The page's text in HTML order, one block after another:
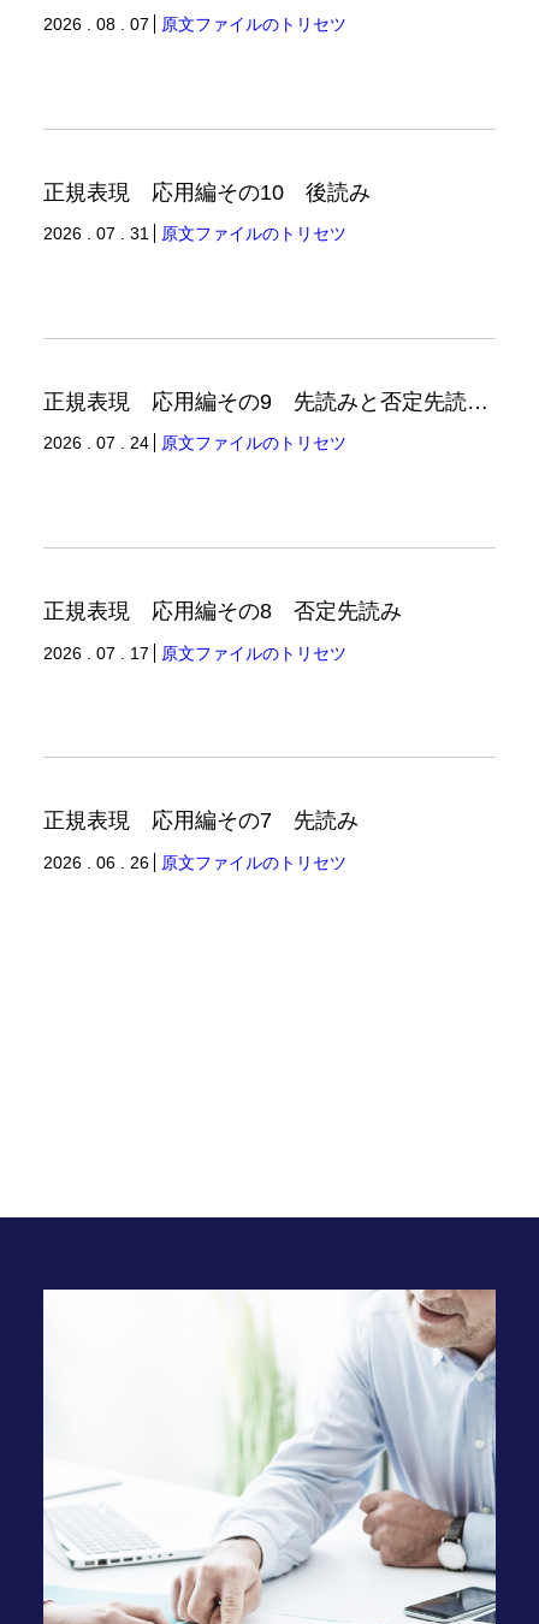
2026 . 08 . 07 原文ファイルのトリセツ
正規表現 応用編その10 後読み
2026 . 07 . 31 原文ファイルのトリセツ
正規表現 応用編その9 先読みと否定先読みの例
2026 . 07 . 24 原文ファイルのトリセツ
正規表現 応用編その8 否定先読み
2026 . 07 . 17 原文ファイルのトリセツ
正規表現 応用編その7 先読み
2026 . 06 . 26 原文ファイルのトリセツ